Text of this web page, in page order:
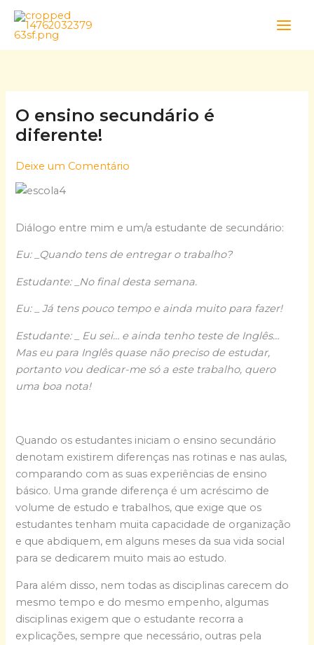
Skip
content
O ensino secundário é
diferente!
Deixe um Comentário
Diálogo entre mim e um/a estudante de secundário:
Eu: _Quando tens de entregar o trabalho?
Estudante: _No final desta semana.
Eu: _ Já tens pouco tempo e ainda muito para fazer!
Estudante: _ Eu sei… e ainda tenho teste de Inglês…
Mas eu para Inglês quase não preciso de estudar,
portanto vou dedicar-me só a este trabalho, quero
uma boa nota!
Quando os estudantes iniciam o ensino secundário
denotam existirem diferenças nas rotinas e nas aulas,
comparando com as suas experiências de ensino
básico. Uma grande diferença é um acréscimo de
volume de estudo e trabalhos, que exige que os
estudantes tenham muita capacidade de organização
e que abdiquem, em alguns meses da sua vida social
para se dedicarem muito mais ao estudo.
Para além disso, nem todas as disciplinas carecem do
mesmo tempo e do mesmo empenho, algumas
disciplinas exigem que o estudante recorra a
explicações, sempre que necessário, outras pela